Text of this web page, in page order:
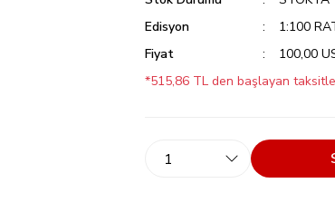
Edisyon
1:100
Fiyat
100,00
*515,86 TL den başlayan